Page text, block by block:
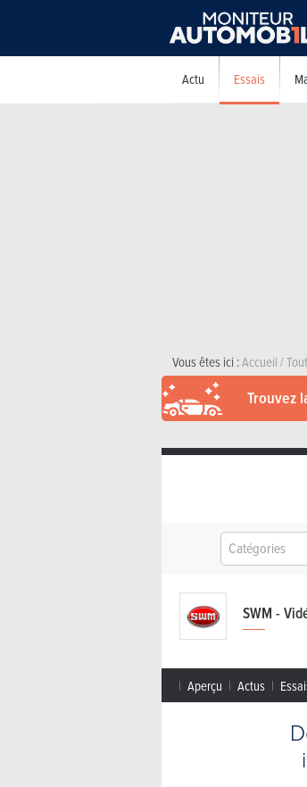
Actu Essais
Vous êtes ici :Accueil/
Trouvez
Catégories
SWM -
Aperçu Actus